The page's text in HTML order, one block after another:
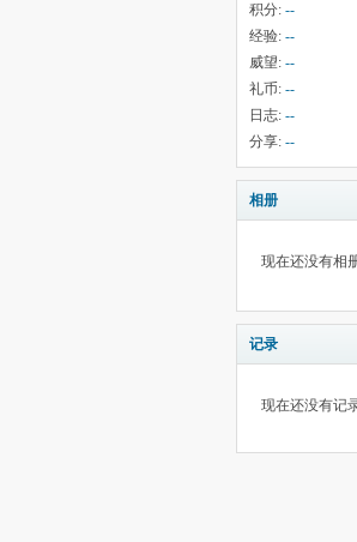
积分: --
经验: --
威望: --
礼币: --
日志: --
分享: --
相册
现在还没有相
记录
现在还没有记